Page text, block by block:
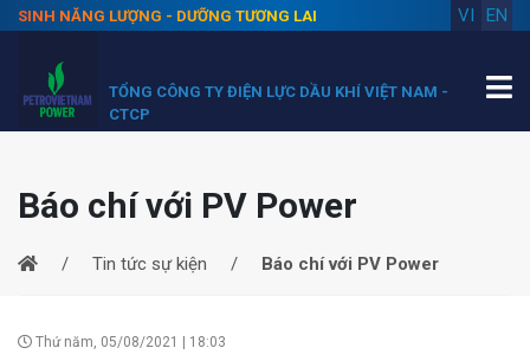
SINH NĂNG LƯỢNG - DƯỠNG TƯƠNG LAI EN
VI
TỔNG CÔNG TY ĐIỆN LỰC DẦU KHÍ VIỆT NAM -
CTCP
Báo chí với PV Power
Tin tức sự kiện Báo chí với PV Power
Thứ năm, 05/08/2021 | 18:03